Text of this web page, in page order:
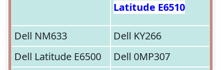
Latitude E6510
Dell NM633
Dell KY266
Dell Latitude E6500
Dell 0MP307